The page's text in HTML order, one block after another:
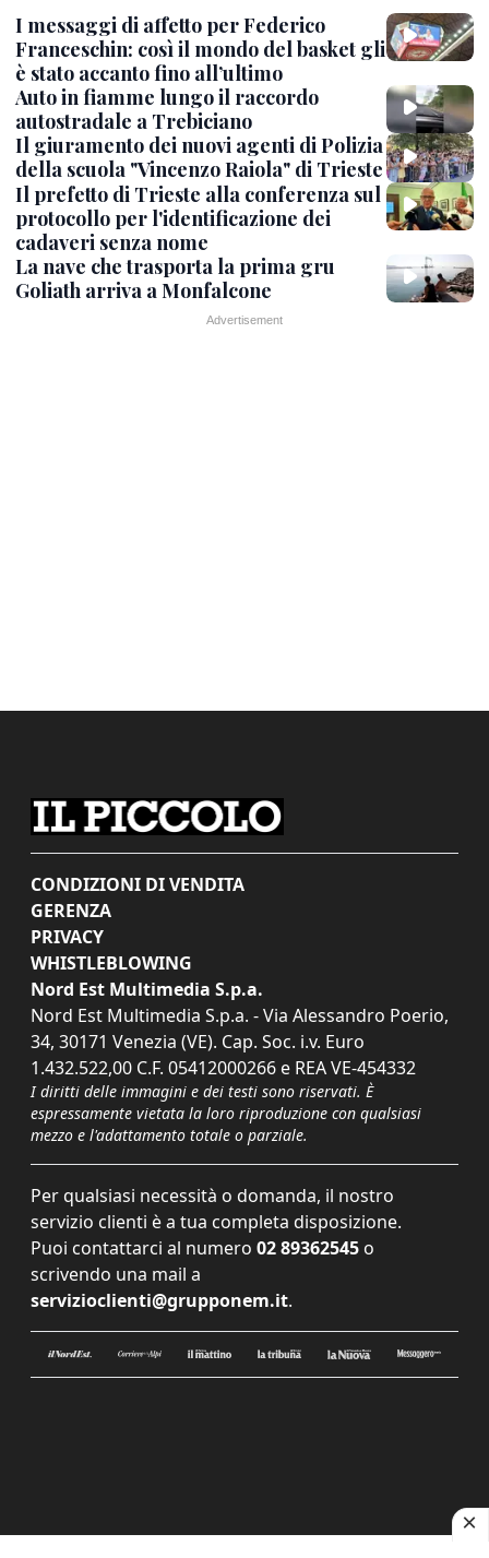
I messaggi di affetto per Federico
Franceschin: così il mondo del basket gli
è stato accanto fino all’ultimo
Auto in fiamme lungo il raccordo
autostradale a Trebiciano
Il giuramento dei nuovi agenti di Polizia
della scuola "Vincenzo Raiola" di Trieste
Il prefetto di Trieste alla conferenza sul
protocollo per l'identificazione dei
cadaveri senza nome
La nave che trasporta la prima gru
Goliath arriva a Monfalcone
CONDIZIONI DI VENDITA
GERENZA
PRIVACY
WHISTLEBLOWING
Nord Est Multimedia S.p.a.
Nord Est Multimedia S.p.a. - Via Alessandro Poerio,
34, 30171 Venezia (VE). Cap. Soc. i.v. Euro
1.432.522,00 C.F. 05412000266 e REA VE-454332
I diritti delle immagini e dei testi sono riservati. È
espressamente vietata la loro riproduzione con qualsiasi
mezzo e l'adattamento totale o parziale.
Per qualsiasi necessità o domanda, il nostro
servizio clienti è a tua completa disposizione.
Puoi contattarci al numero 02 89362545 o
scrivendo una mail a
servizioclienti@grupponem.it.